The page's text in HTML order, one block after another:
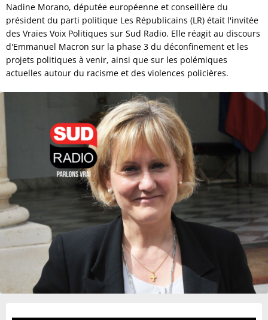
Nadine Morano, députée européenne et conseillère du
président du parti politique Les Républicains (LR) était l'invitée
des Vraies Voix Politiques sur Sud Radio. Elle réagit au discours
d'Emmanuel Macron sur la phase 3 du déconfinement et les
projets politiques à venir, ainsi que sur les polémiques
actuelles autour du racisme et des violences policières.